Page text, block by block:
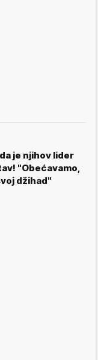
je njihov lider
"Obećavamo,
džihad"